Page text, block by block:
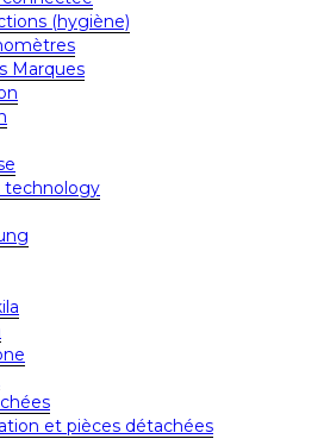
(hygiène)
Marques
technology
et pièces détachées